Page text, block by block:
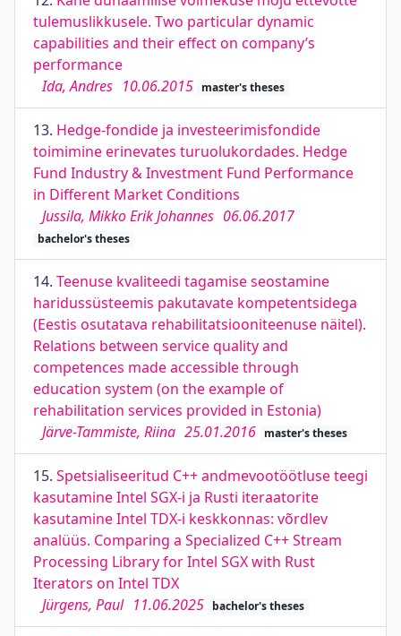
tulemuslikkusele. Two particular dynamic
capabilities and their effect on company’s
performance
Ida, Andres 10.06.2015 master's theses
13. Hedge-fondide ja investeerimisfondide
toimimine erinevates turuolukordades. Hedge
Fund Industry & Investment Fund Performance
in Different Market Conditions
Jussila, Mikko Erik Johannes 06.06.2017
bachelor's theses
14. Teenuse kvaliteedi tagamise seostamine
haridussüsteemis pakutavate kompetentsidega
(Eestis osutatava rehabilitatsiooniteenuse näitel).
Relations between service quality and
competences made accessible through
education system (on the example of
rehabilitation services provided in Estonia)
Järve-Tammiste, Riina 25.01.2016 master's theses
15. Spetsialiseeritud C++ andmevootöötluse teegi
kasutamine Intel SGX-i ja Rusti iteraatorite
kasutamine Intel TDX-i keskkonnas: võrdlev
analüüs. Comparing a Specialized C++ Stream
Processing Library for Intel SGX with Rust
Iterators on Intel TDX
Jürgens, Paul 11.06.2025 bachelor's theses